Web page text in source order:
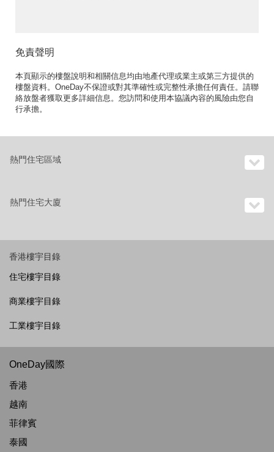
免責聲明
本頁顯示的樓盤說明和相關信息均由地產代理或業主或第三方提供的
樓盤資料。OneDay不保證或對其準確性或完整性承擔任何責任。請聯
絡放盤者獲取更多詳細信息。您訪問和使用本協議內容的風險由您自
行承擔。
熱門住宅區域
熱門住宅大廈
香港樓宇目錄
住宅樓宇目錄
商業樓宇目錄
工業樓宇目錄
OneDay國際
香港
越南
菲律賓
泰國